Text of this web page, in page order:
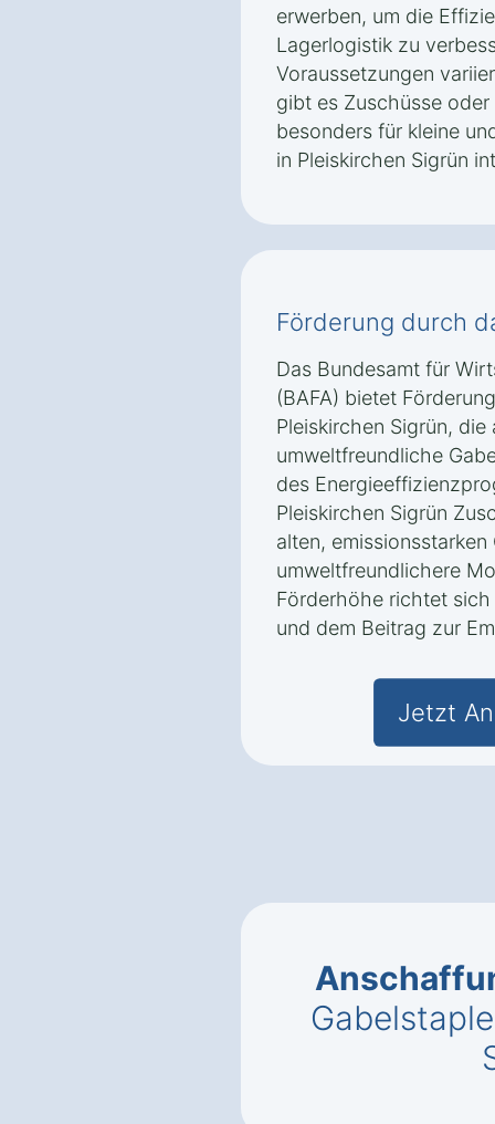
erwerben, um die
Lagerlogistik zu
Voraussetzungen
gibt es Zuschüsse
besonders für kleine
in Pleiskirchen Sigrün
Förderung durch
Das Bundesamt für
(BAFA) bietet
Pleiskirchen Sigrün,
umweltfreundliche
des
Pleiskirchen Sigrün
alten,
umweltfreundlichere
Förderhöhe richtet
und dem Beitrag zur
Jetzt